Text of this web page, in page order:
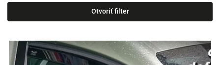
Najlacnejšie
Najdrahšie
Abecedne
Otvoriť filter